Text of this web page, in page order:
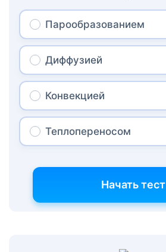
Парообразованием
Диффузией
Конвекцией
Теплопереносом
Начать тест